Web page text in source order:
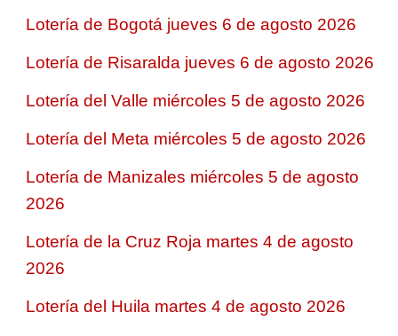
Lotería de Bogotá jueves 6 de agosto 2026
Lotería de Risaralda jueves 6 de agosto 2026
Lotería del Valle miércoles 5 de agosto 2026
Lotería del Meta miércoles 5 de agosto 2026
Lotería de Manizales miércoles 5 de agosto
2026
Lotería de la Cruz Roja martes 4 de agosto
2026
Lotería del Huila martes 4 de agosto 2026